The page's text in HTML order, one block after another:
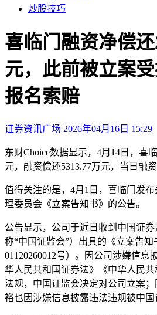
炒股技巧
喜临门融资净偿还
元，此前被立案
报名索赔
证券资讯广场 2026年04月16日 15:29
东财Choice数据显示，4月14日，喜
元，融资偿还5313.77万元，当日融资
值得关注的是，4月1日，喜临门发
理委员会《立案告知书》的公告。
公告显示，公司于近日收到中国证
称“中国证监会”）出具的《立案告
01120260012号）。因公司涉嫌信息
华人民共和国证券法》《中华人民
法规，中国证监会决定对公司立案
裕也因涉嫌信息披露违法违规被中国